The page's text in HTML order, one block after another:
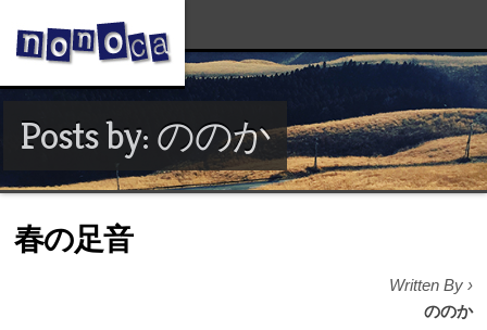
Posts by: ののか
春の足音
Written By ›
ののか